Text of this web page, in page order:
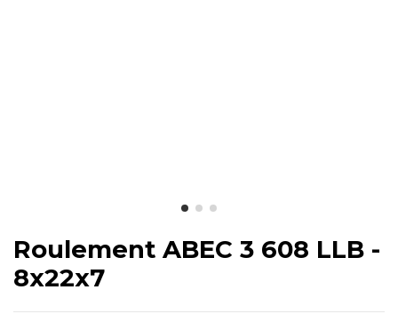
Roulement ABEC 3 608 LLB -
8x22x7